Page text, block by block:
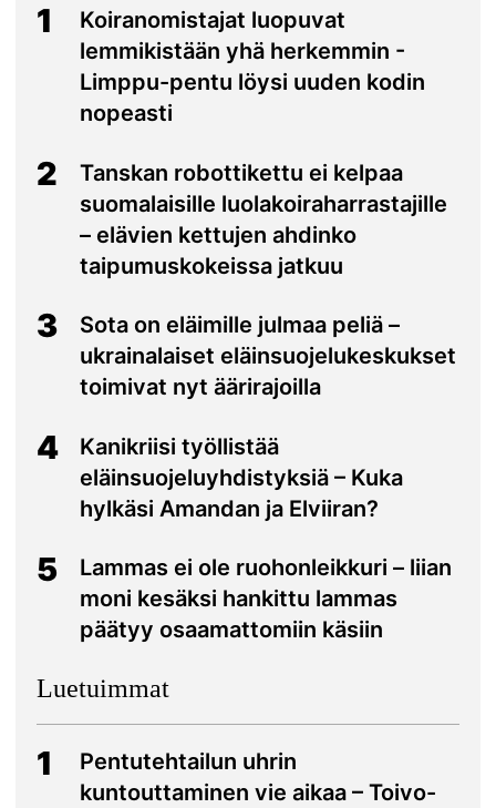
1
Koiranomistajat luopuvat
lemmikistään yhä herkemmin -
Limppu-pentu löysi uuden kodin
nopeasti
2
Tanskan robottikettu ei kelpaa
suomalaisille luolakoiraharrastajille
– elävien kettujen ahdinko
taipumuskokeissa jatkuu
3
Sota on eläimille julmaa peliä –
ukrainalaiset eläinsuojelukeskukset
toimivat nyt äärirajoilla
4
Kanikriisi työllistää
eläinsuojeluyhdistyksiä – Kuka
hylkäsi Amandan ja Elviiran?
5
Lammas ei ole ruohonleikkuri – liian
moni kesäksi hankittu lammas
päätyy osaamattomiin käsiin
Luetuimmat
1
Pentutehtailun uhrin
kuntouttaminen vie aikaa – Toivo-